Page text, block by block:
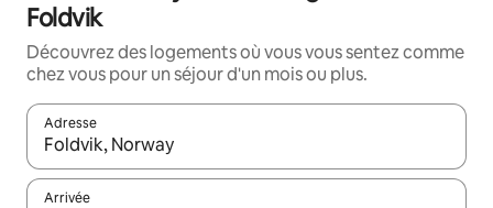
Foldvik
Découvrez des logements où vous vous sentez comme
chez vous pour un séjour d'un mois ou plus.
Adresse
Lorsque les résultats s'affichent, utilisez les flèches vers le
Arrivée